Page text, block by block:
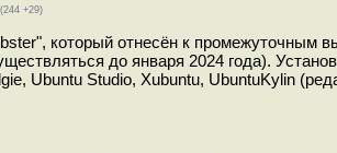
(244 +29)
который отнесён к промежуточным
до января 2024 года).
Ubuntu Studio, Xubuntu, UbuntuKylin